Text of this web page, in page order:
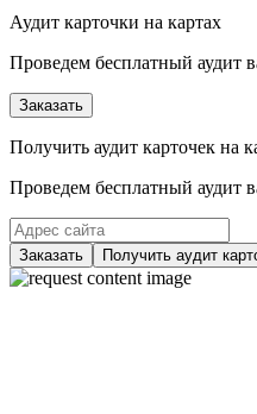
Аудит карточки на картах
Проведем бесплатный аудит
Заказать
Получить аудит карточек на
Проведем бесплатный аудит
Заказать Получить аудит